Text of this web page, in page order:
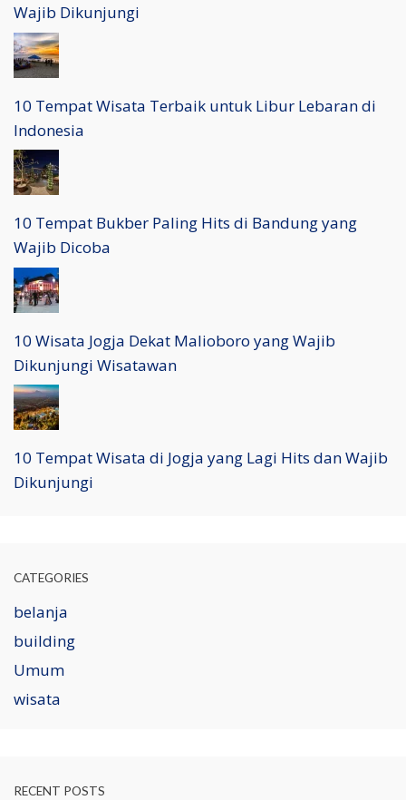
Wajib Dikunjungi
10 Tempat Wisata Terbaik untuk Libur Lebaran di
Indonesia
10 Tempat Bukber Paling Hits di Bandung yang
Wajib Dicoba
10 Wisata Jogja Dekat Malioboro yang Wajib
Dikunjungi Wisatawan
10 Tempat Wisata di Jogja yang Lagi Hits dan Wajib
Dikunjungi
CATEGORIES
belanja
building
Umum
wisata
RECENT POSTS